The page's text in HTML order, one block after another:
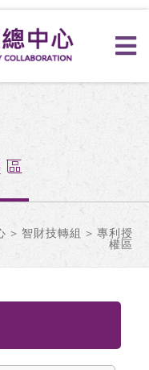
> 智財技轉組 > 專利授
權區